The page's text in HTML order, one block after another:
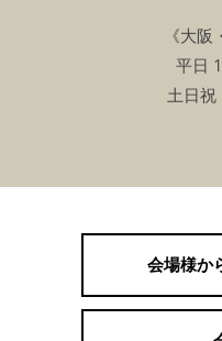
《大阪
平日
土日
会場様か